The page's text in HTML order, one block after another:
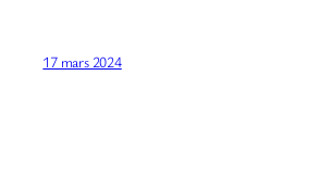
17 mars 2024